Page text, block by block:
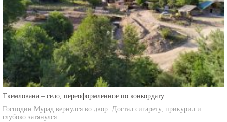
Ткемлована – село, переоформленное по конкордату
Господин Мурад вернулся во двор. Достал сигарету, прикурил и
глубоко затянулся.